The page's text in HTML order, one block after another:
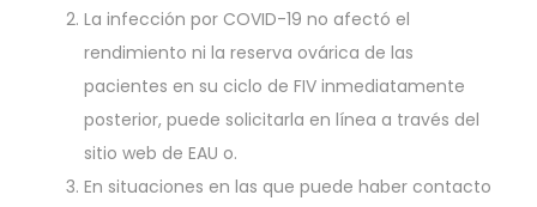
La infección por COVID-19 no afectó el
rendimiento ni la reserva ovárica de las
pacientes en su ciclo de FIV inmediatamente
posterior, puede solicitarla en línea a través del
sitio web de EAU o.
En situaciones en las que puede haber contacto